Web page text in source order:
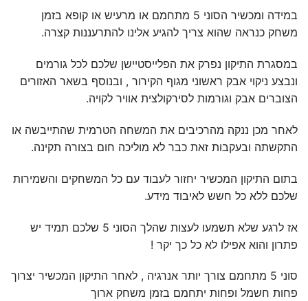
במידה ומכשיר הסוני 5 מתחמם או מרעיש או קופא בזמן
משחק כנראה שהוא צריך להגיע אלינו להתרעננות קצרה.
במסגרת התיקון נפרק את הפלייסטיישן שלכם לכל גורמים
ונבצע ניקוי אבק ראשוני מגוף הקירור , ובנוסף בשאר האזורים
הצוברים אבק וגורמות לסירקולצית אוויר לקויה.
לאחר מכן ננקה מהרכיבים את המשחה הטרמית שהתייבשה או
התקשתה ובעקבות זאת כבר לא מוליכה חום בצורה תקינה.
בתום התיקון המכשיר יחזור לעבוד עם כל המשחקים והשמירות
שלכם ללא כל חשש לאיבוד מידע.
אז לרגע שלא תשמעו לעצות שהלך הסוני 5 שלכם תמיד יש
פתרון והוא אפילו לא כל כך יקר !
סוני 5 מתחמם צורך יותר אנרגיה , לאחר התיקון המכשיר יצרוך
פחות חשמל ופחות יתחמם בזמן משחק ארוך